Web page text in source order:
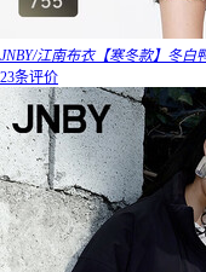
JNBY/江南布衣【寒冬款】冬白
23条评价